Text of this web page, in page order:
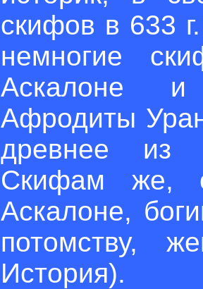
скифов в 633
немногие
Аскалоне и
Афродиты
древнее из
Скифам же,
Аскалоне,
потомству,
История).